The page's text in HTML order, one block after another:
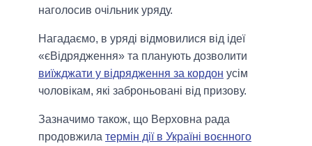
наголосив очільник уряду.
Нагадаємо, в уряді відмовилися від ідеї
«єВідрядження» та планують дозволити
виїжджати у відрядження за кордон усім
чоловікам, які заброньовані від призову.
Зазначимо також, що Верховна рада
продовжила термін дії в Україні воєнного